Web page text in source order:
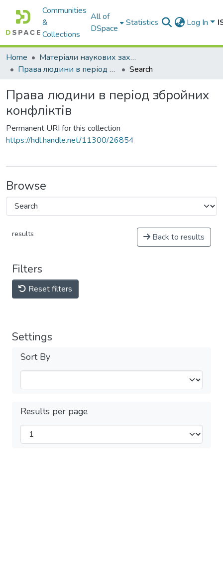
Communities
&
Collections
All of
DSpace
Statistics Log In
Home
Матеріали наукових заходів
Права людини в період збройних конфліктів
Search
Права людини в період збройних
конфліктів
Permanent URI for this collection
https://hdl.handle.net/11300/26854
Browse
results Back to results
Filters
Reset filters
Settings
Sort By
Results per page